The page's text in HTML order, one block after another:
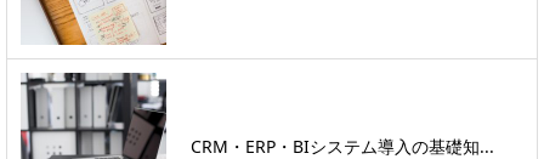
CRM・ERP・BIシステム導入の基礎知...